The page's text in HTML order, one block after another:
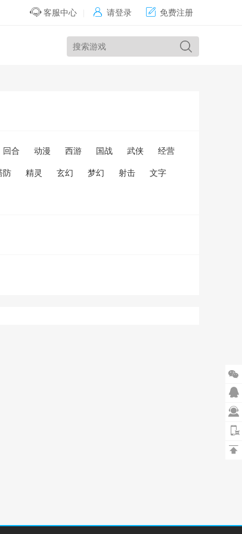
客服中心  请登录  免费注册
回合 动漫 西游 国战 武侠 经营
防 精灵 玄幻 梦幻 射击 文字




